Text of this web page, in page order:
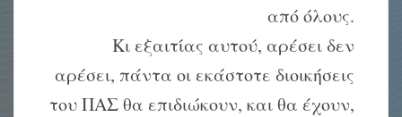
από όλους.
Κι εξαιτίας αυτού, αρέσει δεν
αρέσει, πάντα οι εκάστοτε διοικήσεις
του ΠΑΣ θα επιδιώκουν, και θα έχουν,